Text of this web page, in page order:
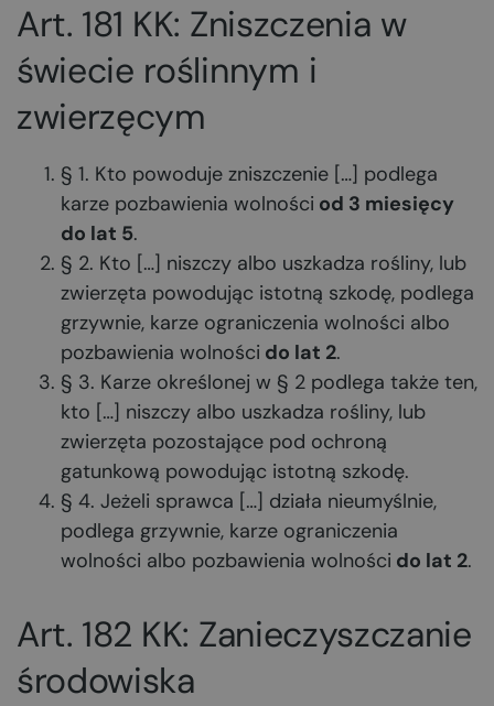
Art. 181 KK: Zniszczenia w
świecie roślinnym i
zwierzęcym
§ 1. Kto powoduje zniszczenie […] podlega
karze pozbawienia wolności od 3 miesięcy
do lat 5.
§ 2. Kto […] niszczy albo uszkadza rośliny, lub
zwierzęta powodując istotną szkodę, podlega
grzywnie, karze ograniczenia wolności albo
pozbawienia wolności do lat 2.
§ 3. Karze określonej w § 2 podlega także ten,
kto […] niszczy albo uszkadza rośliny, lub
zwierzęta pozostające pod ochroną
gatunkową powodując istotną szkodę.
§ 4. Jeżeli sprawca […] działa nieumyślnie,
podlega grzywnie, karze ograniczenia
wolności albo pozbawienia wolności do lat 2.
Art. 182 KK: Zanieczyszczanie
środowiska